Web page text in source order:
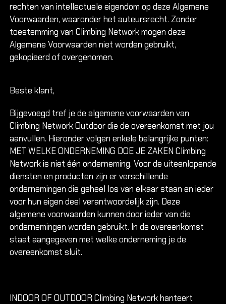
Alles
rechten van intellectuele eigendom op deze Algemene
Voorwaarden, waaronder het auteursrecht. Zonder
toestemming van Climbing Network mogen deze
Algemene Voorwaarden niet worden gebruikt,
gekopieerd of overgenomen.
Beste klant,
Bijgevoegd tref je de algemene voorwaarden van
Climbing Network Outdoor die de overeenkomst met jou
aanvullen. Hieronder volgen enkele belangrijke punten:
MET WELKE ONDERNEMING DOE JE ZAKEN Climbing
Network is niet één onderneming. Voor de uiteenlopende
diensten en producten zijn er verschillende
ondernemingen die geheel los van elkaar staan en ieder
voor hun eigen deel verantwoordelijk zijn. Deze
algemene voorwaarden kunnen door ieder van die
ondernemingen worden gebruikt. In de overeenkomst
staat aangegeven met welke onderneming je de
overeenkomst sluit.
INDOOR OF OUTDOOR Climbing Network hanteert